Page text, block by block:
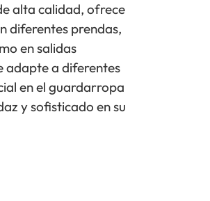
alta calidad, ofrece
diferentes prendas,
en salidas
adapte a diferentes
en el guardarropa
y sofisticado en su